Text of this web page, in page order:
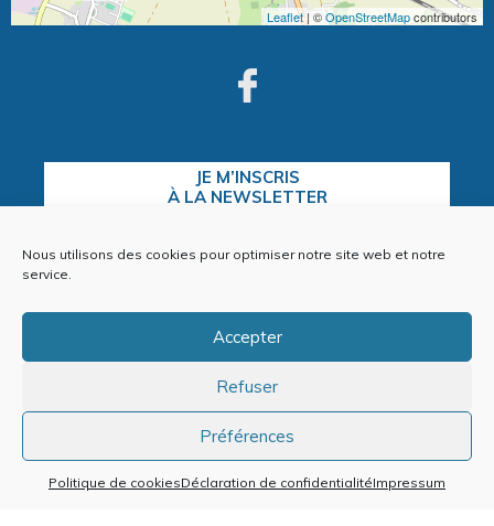
Nous utilisons des cookies pour optimiser notre site web et notre
service.
Accepter
Refuser
Préférences
Politique de cookiesDéclaration de confidentialitéImpressum
Leaflet| ©OpenStreetMapcontributors
JE M’INSCRIS
À LA NEWSLETTER
Politique de cookies (EU)